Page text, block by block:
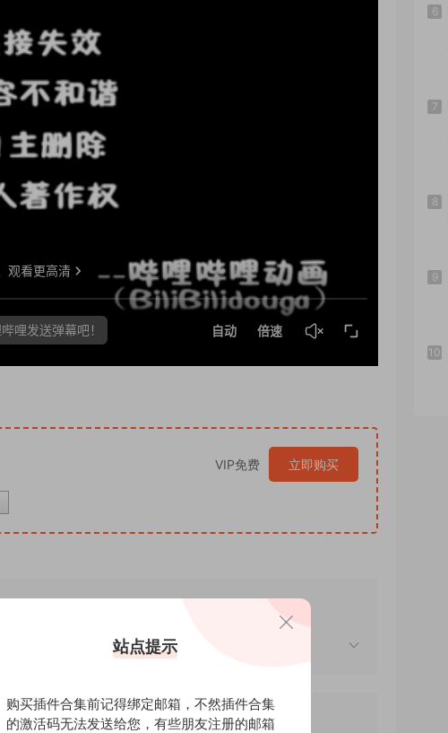
VIP免费 立即购买
，转载请注明出处。后期屋提供AE模板代改服务
6
7
8
9
10
站点提示
购买插件合集前记得绑定邮箱，不然插件合集
的激活码无法发送给您，有些朋友注册的邮箱